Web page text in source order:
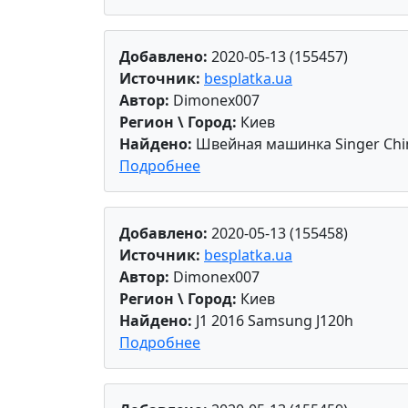
Добавлено: 2020-05-13 (155457)
Источник: besplatka.ua
Автор: Dimonex007
Регион \ Город: Киев
Найдено: Швейная машинка Singer
Подробнее
Добавлено: 2020-05-13 (155458)
Источник: besplatka.ua
Автор: Dimonex007
Регион \ Город: Киев
Найдено: J1 2016 Samsung J120h
Подробнее